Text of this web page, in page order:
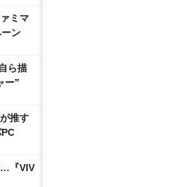
ミマ
ン
ら描
ー”
推す
…『VIV